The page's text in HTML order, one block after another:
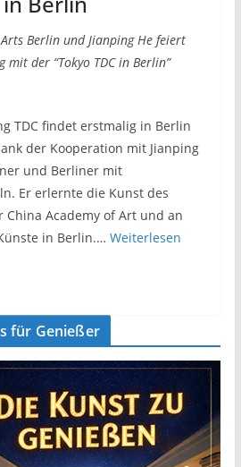
Berlin und Jianping He feiert
mit der “Tokyo TDC in Berlin”
TDC findet erstmalig in Berlin
der Kooperation mit Jianping
und Berliner mit
Er erlernte die Kunst des
China Academy of Art und an
in Berlin.… Weiterlesen
für Genießer